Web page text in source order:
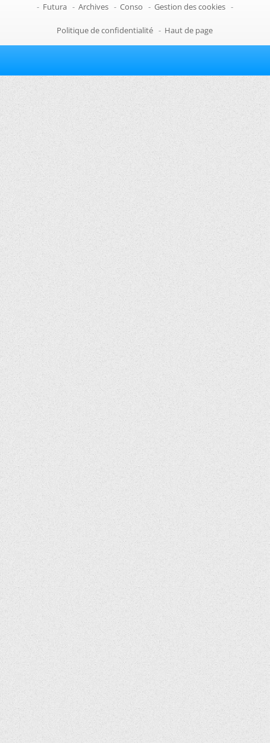
- Futura - Archives - Conso - Gestion des cookies -
Politique de confidentialité - Haut de page